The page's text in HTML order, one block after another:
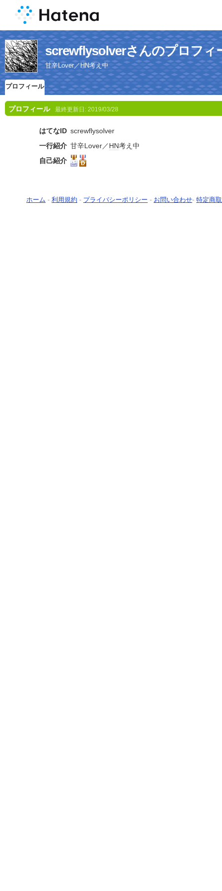
screwflysolverさんのプロフィ
甘辛Lover／HN考え中
プロフィール
プロフィール 最終更新日: 2019/03/28
はてなID screwflysolver
一行紹介 甘辛Lover／HN考え中
自己紹介
ホーム - 利用規約 - プライバシーポリシー - お問い合わせ- 特定商